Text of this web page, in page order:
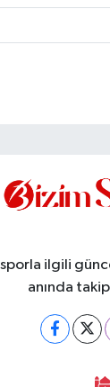
ilgili
anında